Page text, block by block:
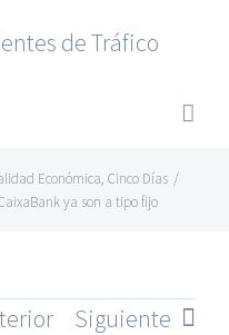
Económica, Cinco Días /
ya son a tipo fijo
Siguiente